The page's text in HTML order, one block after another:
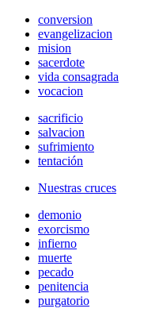
conversion
evangelizacion
mision
sacerdote
vida consagrada
vocacion
sacrificio
salvacion
sufrimiento
tentación
Nuestras cruces
demonio
exorcismo
infierno
muerte
pecado
penitencia
purgatorio